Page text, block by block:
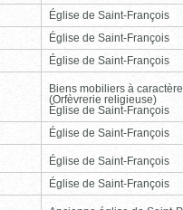
Église de Saint-François
Église de Saint-François
Église de Saint-François
Biens mobiliers à
(Orfèvrerie religieuse)
Église de Saint-François
Église de Saint-François
Église de Saint-François
Église de Saint-François